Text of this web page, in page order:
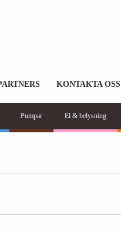
KONTAKTA OSS
Pumpar El & belysning